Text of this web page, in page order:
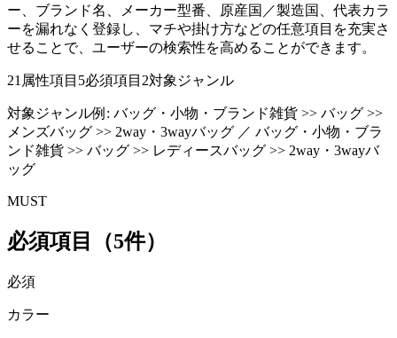
ー、ブランド名、メーカー型番、原産国／製造国、代表カラ
ーを漏れなく登録し、マチや掛け方などの任意項目を充実さ
せることで、ユーザーの検索性を高めることができます。
21 属性項目 5必須項目 2対象ジャンル
対象ジャンル例: バッグ・小物・ブランド雑貨 >> バッグ >>
メンズバッグ >> 2way・3wayバッグ ／ バッグ・小物・ブラ
ンド雑貨 >> バッグ >> レディースバッグ >> 2way・3wayバ
ッグ
MUST
必須項目（5件）
必須
カラー